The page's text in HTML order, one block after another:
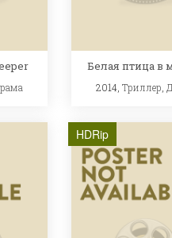
Белая птица в
2014, Триллер
HDRip